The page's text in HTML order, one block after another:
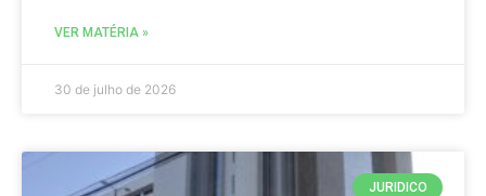
VER MATÉRIA »
30 de julho de 2026
JURIDICO